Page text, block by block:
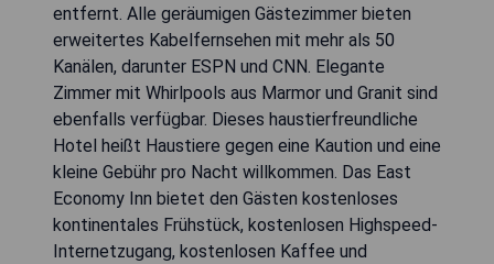
entfernt. Alle geräumigen Gästezimmer bieten
erweitertes Kabelfernsehen mit mehr als 50
Kanälen, darunter ESPN und CNN. Elegante
Zimmer mit Whirlpools aus Marmor und Granit sind
ebenfalls verfügbar. Dieses haustierfreundliche
Hotel heißt Haustiere gegen eine Kaution und eine
kleine Gebühr pro Nacht willkommen. Das East
Economy Inn bietet den Gästen kostenloses
kontinentales Frühstück, kostenlosen Highspeed-
Internetzugang, kostenlosen Kaffee und